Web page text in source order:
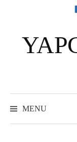
o
c
MENU